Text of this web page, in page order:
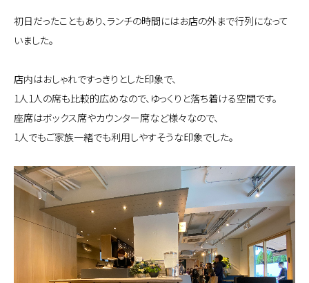
初日だったこともあり、ランチの時間にはお店の外まで行列になって
いました。
店内はおしゃれですっきりとした印象で、
1人1人の席も比較的広めなので、ゆっくりと落ち着ける空間です。
座席はボックス席やカウンター席など様々なので、
1人でもご家族一緒でも利用しやすそうな印象でした。